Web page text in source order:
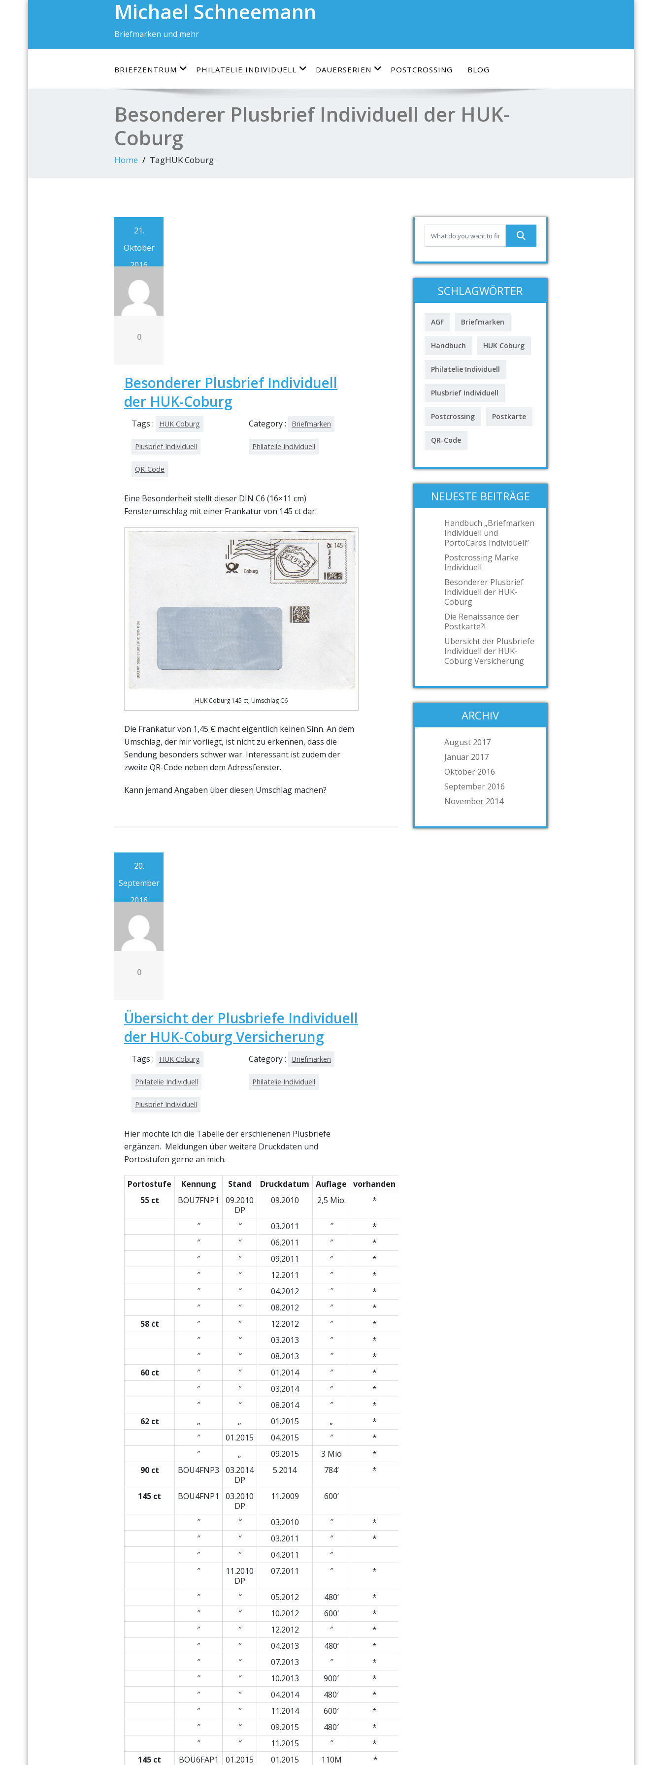
Michael Schneemann
Briefmarken und mehr
BRIEFZENTRUM PHILATELIE INDIVIDUELL DAUERSERIEN POSTCROSSING BLOG
Besonderer Plusbrief Individuell der HUK-
Coburg
Home TagHUK Coburg
21.
Oktober
2016
0
Besonderer Plusbrief Individuell
der HUK-Coburg
Tags : HUK Coburg
Plusbrief Individuell
QR-Code
Category : Briefmarken
Philatelie Individuell
Eine Besonderheit stellt dieser DIN C6 (16×11 cm)
Fensterumschlag mit einer Frankatur von 145 ct dar:
HUK Coburg 145 ct, Umschlag C6
Die Frankatur von 1,45 € macht eigentlich keinen Sinn. An dem
Umschlag, der mir vorliegt, ist nicht zu erkennen, dass die
Sendung besonders schwer war. Interessant ist zudem der
zweite QR-Code neben dem Adressfenster.
Kann jemand Angaben über diesen Umschlag machen?
20.
September
2016
0
Übersicht der Plusbriefe Individuell
der HUK-Coburg Versicherung
Tags : HUK Coburg
Philatelie Individuell
Plusbrief Individuell
Category : Briefmarken
Philatelie Individuell
Hier möchte ich die Tabelle der erschienenen Plusbriefe
ergänzen. Meldungen über weitere Druckdaten und
Portostufen gerne an mich.
Portostufe Kennung Stand Druckdatum Auflage
vorhanden
55 ct
BOU7FNP1
09.2010
DP
09.2010 2,5 Mio. *
″ ″ 03.2011 ″
*
″
″ 06.2011 ″
*
″
″ 09.2011 ″
*
″
″ 12.2011 ″
*
″
″ 04.2012 ″
*
″
″ 08.2012 ″
*
58 ct
″ ″ 12.2012 ″
*
″
″ 03.2013 ″
*
″
″ 08.2013 ″
*
60 ct
″ ″ 01.2014 ″
*
″
″ 03.2014 ″
*
″
″ 08.2014 ″
*
62 ct
„ „ 01.2015 „
*
″
01.2015 04.2015 ″
*
″
„ 09.2015 3 Mio
*
90 ct
BOU4FNP3
03.2014
DP
5.2014 784‘ *
145 ct BOU4FNP1
03.2010
DP
11.2009 600‘
″ ″ 03.2010 ″
*
″
″ 03.2011 ″
*
″
″ 04.2011
″
″
11.2010
DP
07.2011 ″ *
″ ″ 05.2012 480‘
*
″
″ 10.2012 600‘
*
″
″ 12.2012 ″
*
″
″ 04.2013 480‘
*
″
″ 07.2013 ″
*
″
″ 10.2013 900′
*
″
″ 04.2014 480′
*
″
″ 11.2014 600′
*
″
″ 09.2015 480′
*
″
″ 11.2015 ″
*
145 ct
BOU6FAP1
01.2015
01.2015 110M *
SCHLAGWÖRTER
AGF Briefmarken
Handbuch HUK Coburg
Philatelie Individuell
Plusbrief Individuell
Postcrossing Postkarte
QR-Code
NEUESTE BEITRÄGE
Handbuch „Briefmarken
Individuell und
PortoCards Individuell“
Postcrossing Marke
Individuell
Besonderer Plusbrief
Individuell der HUK-
Coburg
Die Renaissance der
Postkarte?!
Übersicht der Plusbriefe
Individuell der HUK-
Coburg Versicherung
ARCHIV
August 2017
Januar 2017
Oktober 2016
September 2016
November 2014